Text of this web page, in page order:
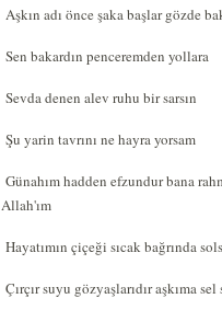
Aşkın adı önce şaka başlar gözde
Sen bakardın penceremden yollara
Sevda denen alev ruhu bir sarsın
Şu yarin tavrını ne hayra yorsam
Günahım hadden efzundur bana
Allah'ım
Hayatımın çiçeği sıcak bağrında
Çırçır suyu gözyaşlarıdır aşkıma sel